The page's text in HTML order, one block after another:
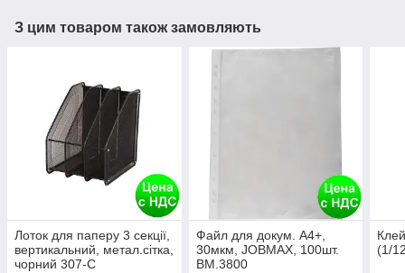
З цим товаром також замовляють
Лоток для паперу 3 секції,
вертикальний, метал.сітка,
чорний 307-C
Файл для докум. А4+,
30мкм, JOBMAX, 100шт.
BM.3800
(1/